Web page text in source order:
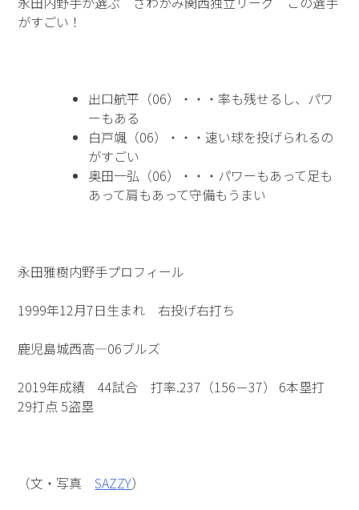
がすごい！
出口航平（06）・・・率も残せるし、パワ
ーもある
白戸颯（06）・・・速い球を投げられるの
がすごい
奥田一弘（06）・・・パワーもあって足も
あって肩もあって守備もうまい
永田雅樹内野手プロフィール
1999年12月7日生まれ 右投げ右打ち
鹿児島城西高―06ブルズ
2019年成績 44試合 打率.237（156－37） 6本塁打
29打点 5盗塁
（文・写真SAZZY）